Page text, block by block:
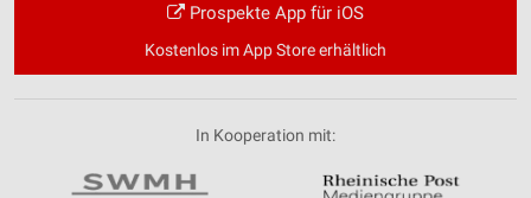
Prospekte App für iOS
Kostenlos im App Store erhältlich
In Kooperation mit: